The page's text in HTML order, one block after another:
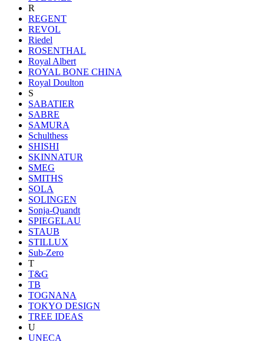
R
REGENT
REVOL
Riedel
ROSENTHAL
Royal Albert
ROYAL BONE CHINA
Royal Doulton
S
SABATIER
SABRE
SAMURA
Schulthess
SHISHI
SKINNATUR
SMEG
SMITHS
SOLA
SOLINGEN
Sonja-Quandt
SPIEGELAU
STAUB
STILLUX
Sub-Zero
T
T&G
TB
TOGNANA
TOKYO DESIGN
TREE IDEAS
U
UNECA